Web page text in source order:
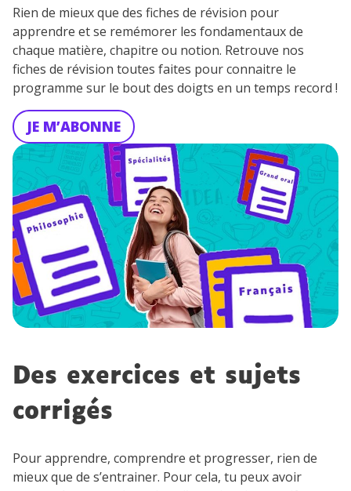
Rien de mieux que des fiches de révision pour
apprendre et se remémorer les fondamentaux de
chaque matière, chapitre ou notion. Retrouve nos
fiches de révision toutes faites pour connaitre le
programme sur le bout des doigts en un temps record !
JE M’ABONNE
Des exercices et sujets
corrigés
Pour apprendre, comprendre et progresser, rien de
mieux que de s’entrainer. Pour cela, tu peux avoir